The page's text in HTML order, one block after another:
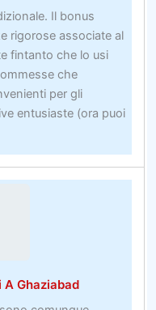
Il bonus
rigorose associate al
fintanto che lo usi
che
per gli
entusiaste (ora puoi
Ghaziabad